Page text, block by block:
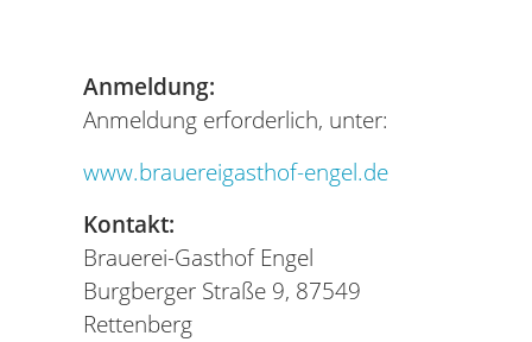
Anmeldung:
Anmeldung erforderlich, unter:
www.brauereigasthof-engel.de
Kontakt:
Brauerei-Gasthof Engel
Burgberger Straße 9, 87549
Rettenberg